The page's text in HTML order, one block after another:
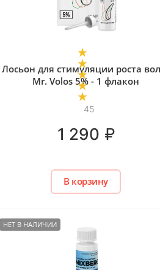
45
Лосьон для стимуляции роста
Mr. Volos 5% - 1 флакон
1 290 ₽
В корзину
НЕТ В НАЛИЧИИ